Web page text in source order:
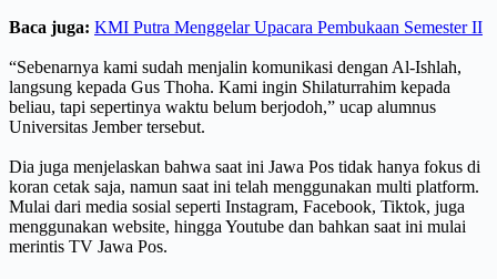
Baca juga: KMI Putra Menggelar Upacara Pembukaan Semester II
“Sebenarnya kami sudah menjalin komunikasi dengan Al-Ishlah,
langsung kepada Gus Thoha. Kami ingin Shilaturrahim kepada
beliau, tapi sepertinya waktu belum berjodoh,” ucap alumnus
Universitas Jember tersebut.
Dia juga menjelaskan bahwa saat ini Jawa Pos tidak hanya fokus di
koran cetak saja, namun saat ini telah menggunakan multi platform.
Mulai dari media sosial seperti Instagram, Facebook, Tiktok, juga
menggunakan website, hingga Youtube dan bahkan saat ini mulai
merintis TV Jawa Pos.